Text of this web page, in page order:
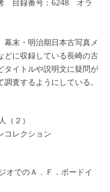
目録番号：6248 オラ
末・明治期日本古写真メ
どに収録している長崎の古
タイトルや説明文に疑問が
査するようにしている。
２）
レクション
でのＡ．Ｆ．ボードイ